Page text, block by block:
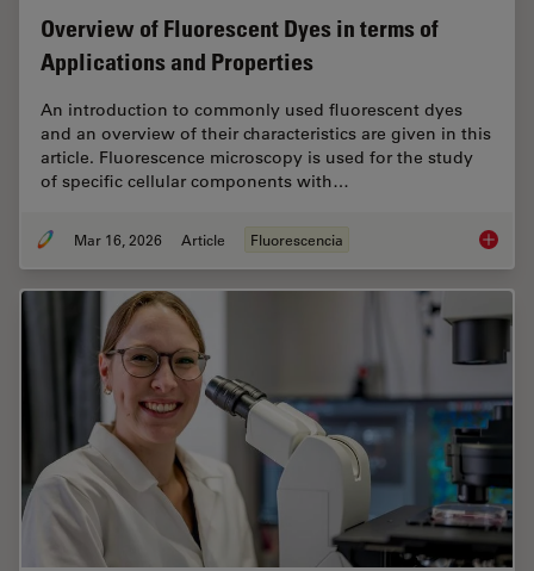
Overview of Fluorescent Dyes in terms of
Applications and Properties
An introduction to commonly used fluorescent dyes
and an overview of their characteristics are given in this
article. Fluorescence microscopy is used for the study
of specific cellular components with…
Mar 16, 2026 Article Fluorescencia